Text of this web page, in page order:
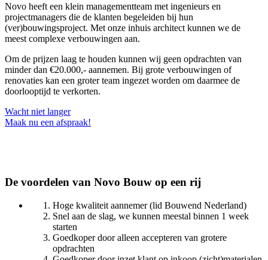
Novo heeft een klein managementteam met ingenieurs en
projectmanagers die de klanten begeleiden bij hun
(ver)bouwingsproject. Met onze inhuis architect kunnen we de
meest complexe verbouwingen aan.
Om de prijzen laag te houden kunnen wij geen opdrachten van
minder dan €20.000,- aannemen. Bij grote verbouwingen of
renovaties kan een groter team ingezet worden om daarmee de
doorlooptijd te verkorten.
Wacht niet langer
Maak nu een afspraak!
De voordelen van Novo Bouw op een rij
Hoge kwaliteit aannemer (lid Bouwend Nederland)
Snel aan de slag, we kunnen meestal binnen 1 week
starten
Goedkoper door alleen accepteren van grotere
opdrachten